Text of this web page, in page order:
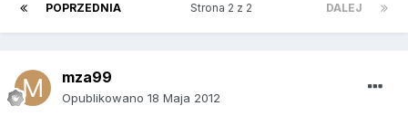
POPRZEDNIA DALEJ
Strona 2 z 2
mza99
Opublikowano 18 Maja 2012